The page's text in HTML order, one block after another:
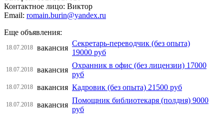
Контактное лицо: Виктор
Email: romain.burin@yandex.ru
Еще объявления:
18.07.2018 вакансия
Секретарь-переводчик (без опыта)
19000 руб
18.07.2018 вакансия
Охранник в офис (без лицензии) 17000
руб
18.07.2018 вакансия Кадровик (без опыта) 21500 руб
18.07.2018 вакансия
Помощник библиотекаря (полдня) 9000
руб